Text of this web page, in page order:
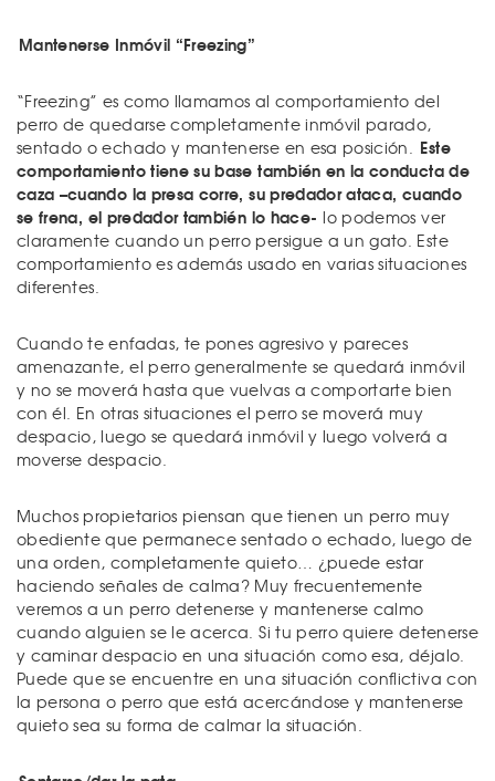
Mantenerse Inmóvil “Freezing”
“Freezing” es como llamamos al comportamiento del
perro de quedarse completamente inmóvil parado,
sentado o echado y mantenerse en esa posición.
Este
comportamiento tiene su base también en la conducta de
caza –cuando la presa corre, su predador ataca, cuando
se frena, el predador también lo hace- lo podemos ver
claramente cuando un perro persigue a un gato. Este
comportamiento es además usado en varias situaciones
diferentes.
Cuando te enfadas, te pones agresivo y pareces
amenazante, el perro generalmente se quedará inmóvil
y no se moverá hasta que vuelvas a comportarte bien
con él. En otras situaciones el perro se moverá muy
despacio, luego se quedará inmóvil y luego volverá a
moverse despacio.
Muchos propietarios piensan que tienen un perro muy
obediente que permanece sentado o echado, luego de
una orden, completamente quieto… ¿puede estar
haciendo señales de calma? Muy frecuentemente
veremos a un perro detenerse y mantenerse calmo
cuando alguien se le acerca. Si tu perro quiere detenerse
y caminar despacio en una situación como esa, déjalo.
Puede que se encuentre en una situación conflictiva con
la persona o perro que está acercándose y mantenerse
quieto sea su forma de calmar la situación.